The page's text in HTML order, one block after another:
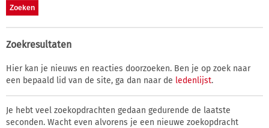
Zoekresultaten
Hier kan je nieuws en reacties doorzoeken. Ben je op zoek naar
een bepaald lid van de site, ga dan naar de ledenlijst.
Je hebt veel zoekopdrachten gedaan gedurende de laatste
seconden. Wacht even alvorens je een nieuwe zoekopdracht